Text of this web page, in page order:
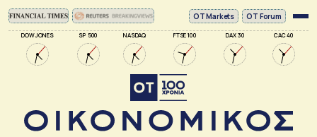
DOW JONES SP 500 NASDAQ FTSE 100 DAX 30 CAC 40
ΟΤ Markets OT Forum